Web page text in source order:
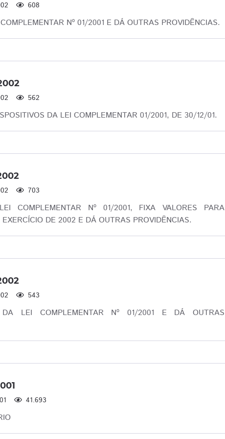
608
Nº 01/2001 E DÁ OUTRAS PROVIDÊNCIAS.
562
DA LEI COMPLEMENTAR 01/2001, DE 30/12/01.
703
COMPLEMENTAR Nº 01/2001, FIXA VALORES PARA
DE 2002 E DÁ OUTRAS PROVIDÊNCIAS.
543
DA LEI COMPLEMENTAR Nº 01/2001 E DÁ OUTRAS
41.693